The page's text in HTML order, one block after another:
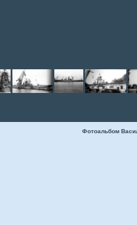
Фотоальбом